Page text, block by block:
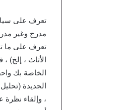
تعرف على
مدرج وغير
تعرف على ما
الأثاث ، إلخ)
الخاصة بك
الجديدة
، وإلقاء